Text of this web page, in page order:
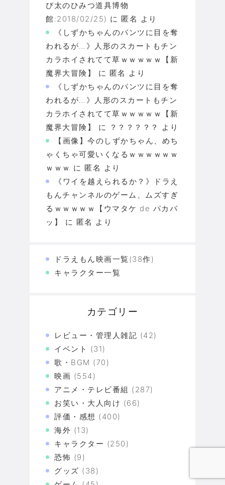
び太のひみつ道具博物
館:2018/02/25) に 匿名 より
《しずかちゃんのパンツに目を奪
われるが…》人形のスカートもチン
カラホイされてて草ｗｗｗｗｗ【新
魔界大冒険】
に 匿名 より
《しずかちゃんのパンツに目を奪
われるが…》人形のスカートもチン
カラホイされてて草ｗｗｗｗｗ【新
魔界大冒険】
に ？？？？？？
より
【画像】今のしずかちゃん、めち
ゃくちゃ可愛いくなるｗｗｗｗｗｗ
ｗｗｗ に 匿名 より
《ワイを越えられるか？》ドラえ
もんチャンネルのゲーム、ムズすぎ
るｗｗｗｗｗ【ウマタケ de パカパ
ッ】
に 匿名 より
ドラえもん映画一覧(38作)
キャラクター一覧
カテゴリー
レビュー・管理人雑記 (42)
イベント (31)
歌・BGM (70)
映画 (554)
アニメ・テレビ番組 (287)
お笑い・大人向け (66)
評価・感想 (400)
海外 (13)
キャラクター (250)
恐怖 (9)
グッズ (38)